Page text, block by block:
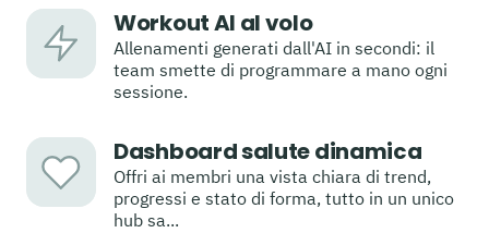
Workout AI al volo
Allenamenti generati dall'AI in secondi: il
team smette di programmare a mano ogni
sessione.
Dashboard salute dinamica
Offri ai membri una vista chiara di trend,
progressi e stato di forma, tutto in un unico
hub sa...